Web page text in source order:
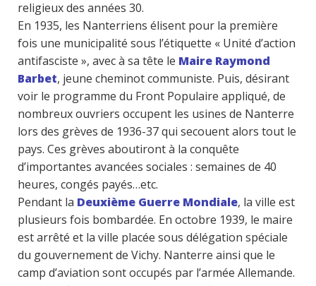
religieux des années 30.
En 1935, les Nanterriens élisent pour la première
fois une municipalité sous l’étiquette « Unité d’action
antifasciste », avec à sa tête le Maire Raymond
Barbet, jeune cheminot communiste. Puis, désirant
voir le programme du Front Populaire appliqué, de
nombreux ouvriers occupent les usines de Nanterre
lors des grèves de 1936-37 qui secouent alors tout le
pays. Ces grèves aboutiront à la conquête
d’importantes avancées sociales : semaines de 40
heures, congés payés…etc.
Pendant la Deuxième Guerre Mondiale, la ville est
plusieurs fois bombardée. En octobre 1939, le maire
est arrêté et la ville placée sous délégation spéciale
du gouvernement de Vichy. Nanterre ainsi que le
camp d’aviation sont occupés par l’armée Allemande.